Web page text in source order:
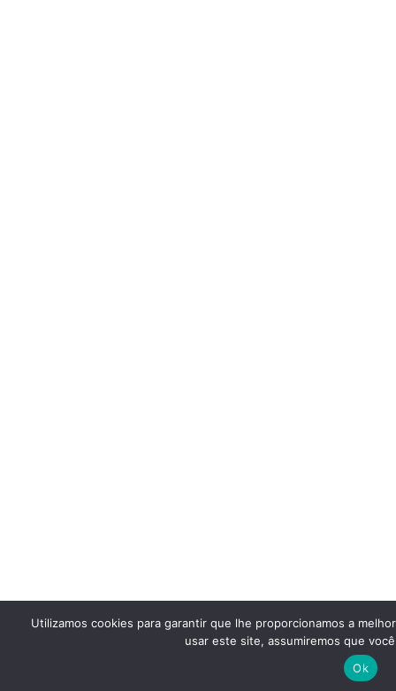
Utilizamos cookies para garantir que lhe proporcionamos a
usar este site, assumiremos que
Ok